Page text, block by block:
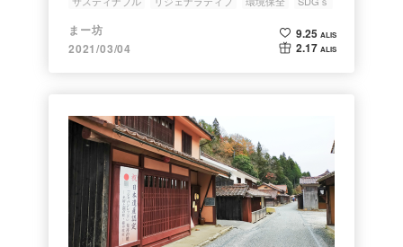
持続可能な
まー坊
2021/03/04
9.25 ALIS
2.17 ALIS